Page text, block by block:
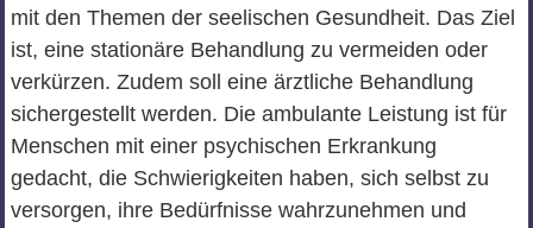
mit den Themen der seelischen Gesundheit. Das Ziel
ist, eine stationäre Behandlung zu vermeiden oder
verkürzen. Zudem soll eine ärztliche Behandlung
sichergestellt werden. Die ambulante Leistung ist für
Menschen mit einer psychischen Erkrankung
gedacht, die Schwierigkeiten haben, sich selbst zu
versorgen, ihre Bedürfnisse wahrzunehmen und